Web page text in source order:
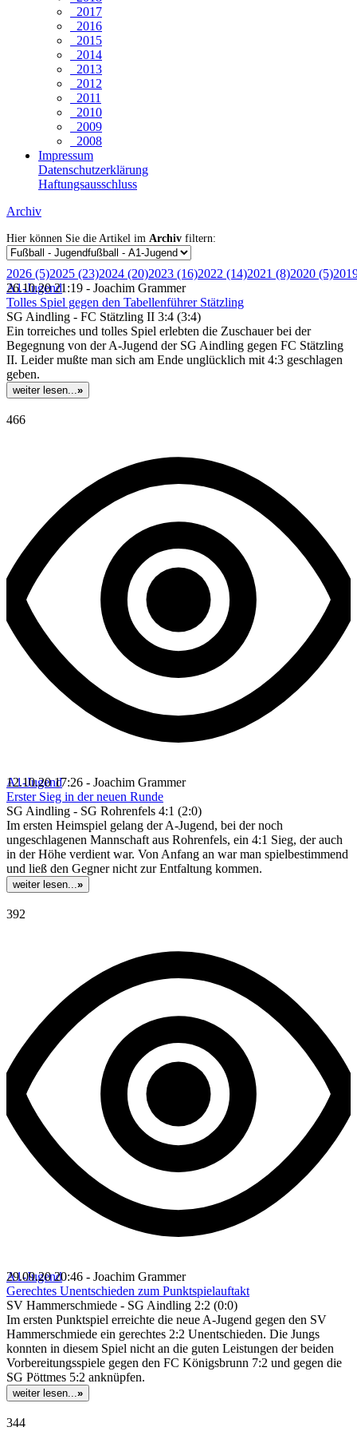
2017
2016
2015
2014
2013
2012
2011
2010
2009
2008
Impressum
Datenschutzerklärung
Haftungsausschluss
Archiv
Hier können Sie die Artikel im Archiv filtern:
2026 (5)2025 (23)2024 (20)2023 (16)2022 (14)2021 (8)2020 (5)
A1-Jugend
26.10.20 21:19 - Joachim Grammer
Tolles Spiel gegen den Tabellenführer Stätzling
SG Aindling - FC Stätzling II 3:4 (3:4)
Ein torreiches und tolles Spiel erlebten die Zuschauer bei der
Begegnung von der A-Jugend der SG Aindling gegen FC Stätzling
II. Leider mußte man sich am Ende unglücklich mit 4:3 geschlagen
geben.
weiter lesen...»
466
A1-Jugend
12.10.20 17:26 - Joachim Grammer
Erster Sieg in der neuen Runde
SG Aindling - SG Rohrenfels 4:1 (2:0)
Im ersten Heimspiel gelang der A-Jugend, bei der noch
ungeschlagenen Mannschaft aus Rohrenfels, ein 4:1 Sieg, der auch
in der Höhe verdient war. Von Anfang an war man spielbestimmend
und ließ den Gegner nicht zur Entfaltung kommen.
weiter lesen...»
392
A1-Jugend
29.09.20 20:46 - Joachim Grammer
Gerechtes Unentschieden zum Punktspielauftakt
SV Hammerschmiede - SG Aindling 2:2 (0:0)
Im ersten Punktspiel erreichte die neue A-Jugend gegen den SV
Hammerschmiede ein gerechtes 2:2 Unentschieden. Die Jungs
konnten in diesem Spiel nicht an die guten Leistungen der beiden
Vorbereitungsspiele gegen den FC Königsbrunn 7:2 und gegen die
SG Pöttmes 5:2 anknüpfen.
weiter lesen...»
344